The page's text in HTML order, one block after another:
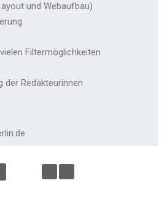
und Webaufbau)
Filtermöglichkeiten
der Redakteurinnen